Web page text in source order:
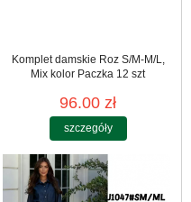
Komplet damskie Roz S/M-M/L,
Mix kolor Paczka 12 szt
96.00 zł
szczegóły